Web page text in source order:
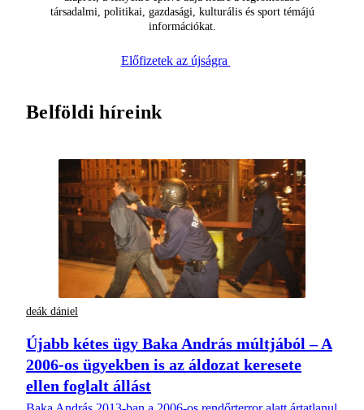
társadalmi, politikai, gazdasági, kulturális és sport témájú
információkat.
Előfizetek az újságra
Belföldi híreink
deák dániel
Újabb kétes ügy Baka András múltjából – A
2006-os ügyekben is az áldozat keresete
ellen foglalt állást